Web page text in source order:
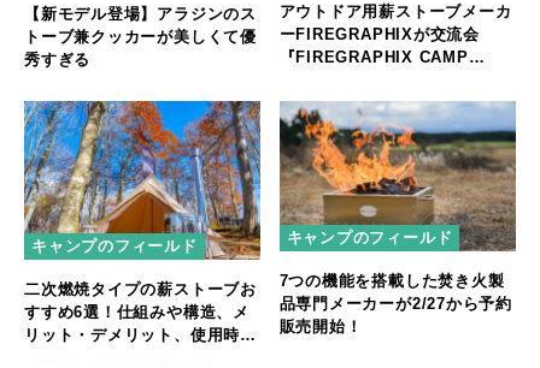
【新モデル登場】アラジンのス
トーブ兼クッカーが美しくて優
秀すぎる
アウトドア用薪ストーブメーカ
ーFIREGRAPHIXが交流会
『FIREGRAPHIX CAMP
キャンプのフィールド
二次燃焼タイプの薪ストーブお
すすめ6選！仕組みや構造、メ
リット・デメリット、使用時の
キャンプのフィールド
7つの機能を搭載した焚き火製
品専門メーカーが2/27から予約
販売開始！